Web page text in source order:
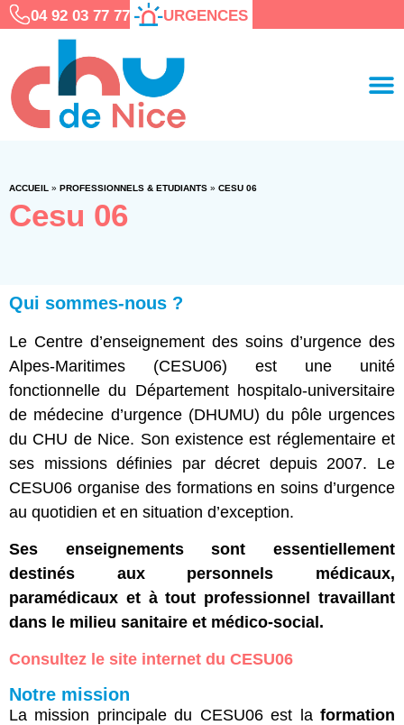
04 92 03 77 77 URGENCES
ACCUEIL » PROFESSIONNELS & ETUDIANTS » CESU 06
Cesu 06
Qui sommes-nous ?
Le Centre d’enseignement des soins d’urgence des
Alpes-Maritimes (CESU06) est une unité
fonctionnelle du Département hospitalo-universitaire
de médecine d’urgence (DHUMU) du pôle urgences
du CHU de Nice. Son existence est réglementaire et
ses missions définies par décret depuis 2007. Le
CESU06 organise des formations en soins d’urgence
au quotidien et en situation d’exception.
Ses enseignements sont essentiellement
destinés aux personnels médicaux,
paramédicaux et à tout professionnel travaillant
dans le milieu sanitaire et médico-social.
Consultez le site internet du CESU06
Notre mission
La mission principale du CESU06 est la formation